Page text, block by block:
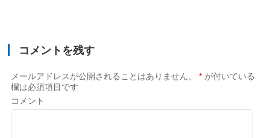
コメントを残す
メールアドレスが公開されることはありません。 * が付いている
欄は必須項目です
コメント